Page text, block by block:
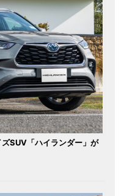
SUV「ハイランダー」が